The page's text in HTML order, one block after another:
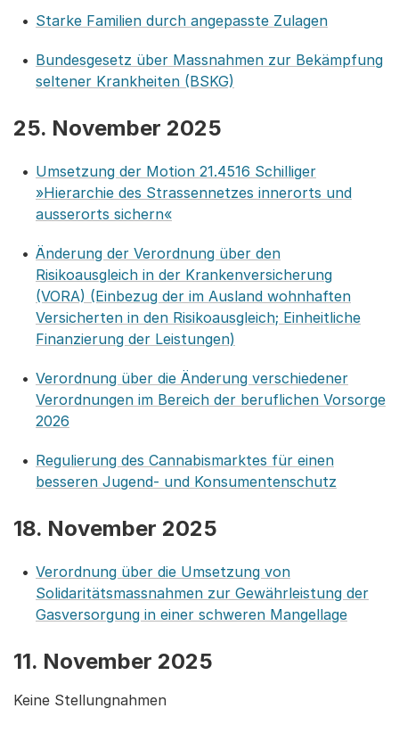
Starke Familien durch angepasste Zulagen
Bundesgesetz über Massnahmen zur Bekämpfung
seltener Krankheiten (BSKG)
25. November 2025
Umsetzung der Motion 21.4516 Schilliger
»Hierarchie des Strassennetzes innerorts und
ausserorts sichern«
Änderung der Verordnung über den
Risikoausgleich in der Krankenversicherung
(VORA) (Einbezug der im Ausland wohnhaften
Versicherten in den Risikoausgleich; Einheitliche
Finanzierung der Leistungen)
Verordnung über die Änderung verschiedener
Verordnungen im Bereich der beruflichen Vorsorge
2026
Regulierung des Cannabismarktes für einen
besseren Jugend- und Konsumentenschutz
18. November 2025
Verordnung über die Umsetzung von
Solidaritätsmassnahmen zur Gewährleistung der
Gasversorgung in einer schweren Mangellage
11. November 2025
Keine Stellungnahmen